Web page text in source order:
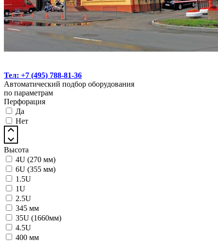
Тел: +7 (495) 788-81-36
Автоматический подбор оборудования
по параметрам
Перфорация
Да
Нет
Высота
4U (270 мм)
6U (355 мм)
1.5U
1U
2.5U
345 мм
35U (1660мм)
4.5U
400 мм